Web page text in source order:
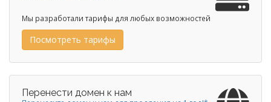
Мы разработали тарифы для любых возможностей
Посмотреть тарифы
Перенести домен к нам